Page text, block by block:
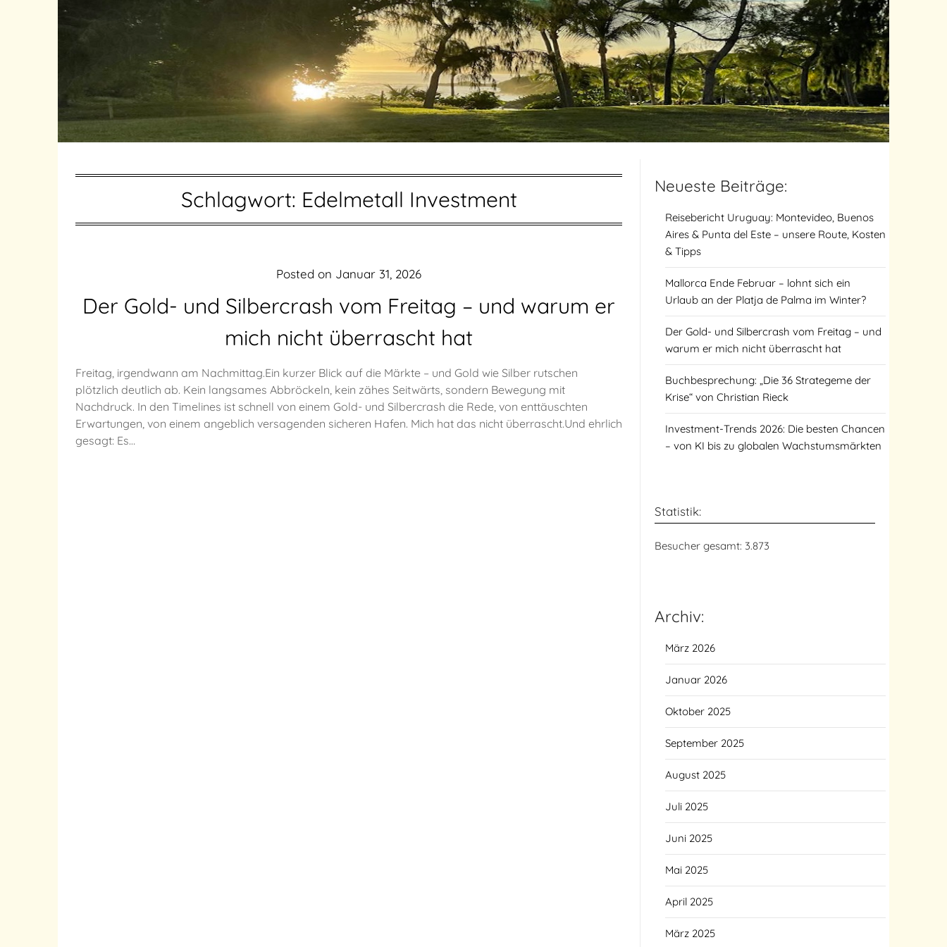
Schlagwort: Edelmetall Investment
Der Gold- und Silbercrash vom Freitag – und warum er
mich nicht überrascht hat
Posted on Januar 31, 2026
Freitag, irgendwann am Nachmittag.Ein kurzer Blick auf die Märkte – und Gold wie Silber rutschen
plötzlich deutlich ab. Kein langsames Abbröckeln, kein zähes Seitwärts, sondern Bewegung mit
Nachdruck. In den Timelines ist schnell von einem Gold- und Silbercrash die Rede, von enttäuschten
Erwartungen, von einem angeblich versagenden sicheren Hafen. Mich hat das nicht überrascht.Und ehrlich
gesagt: Es…
Neueste Beiträge:
Reisebericht Uruguay: Montevideo, Buenos
Aires & Punta del Este – unsere Route, Kosten
& Tipps
Mallorca Ende Februar – lohnt sich ein
Urlaub an der Platja de Palma im Winter?
Der Gold- und Silbercrash vom Freitag – und
warum er mich nicht überrascht hat
Buchbesprechung: „Die 36 Strategeme der
Krise“ von Christian Rieck
Investment-Trends 2026: Die besten Chancen
– von KI bis zu globalen Wachstumsmärkten
Statistik:
Besucher gesamt: 3.873
Archiv:
März 2026
Januar 2026
Oktober 2025
September 2025
August 2025
Juli 2025
Juni 2025
Mai 2025
April 2025
März 2025